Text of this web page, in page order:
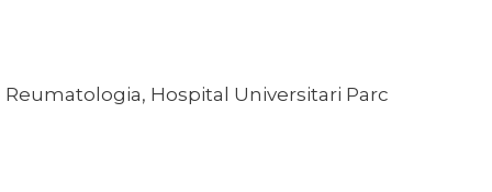
Reumatologia, Hospital Universitari Parc